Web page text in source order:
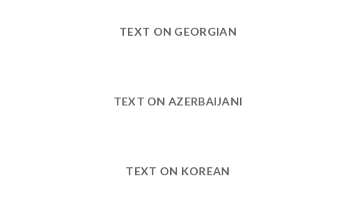
TEXT ON GEORGIAN
TEXT ON AZERBAIJANI
TEXT ON KOREAN